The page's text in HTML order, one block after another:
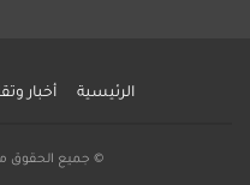
الرئيسية أخبار
© جميع الحقوق